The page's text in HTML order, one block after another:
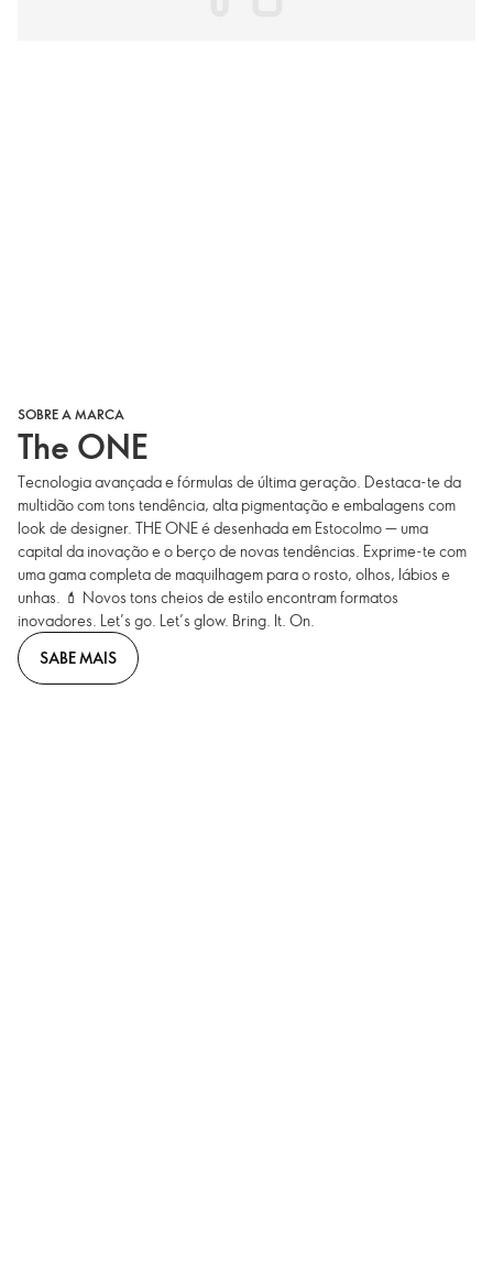
SOBRE A MARCA
The ONE
Tecnologia avançada e fórmulas de última geração. Destaca-te da
multidão com tons tendência, alta pigmentação e embalagens com
look de designer. THE ONE é desenhada em Estocolmo — uma
capital da inovação e o berço de novas tendências. Exprime-te com
uma gama completa de maquilhagem para o rosto, olhos, lábios e
unhas. 💄 Novos tons cheios de estilo encontram formatos
inovadores. Let’s go. Let’s glow. Bring. It. On.
SABE MAIS